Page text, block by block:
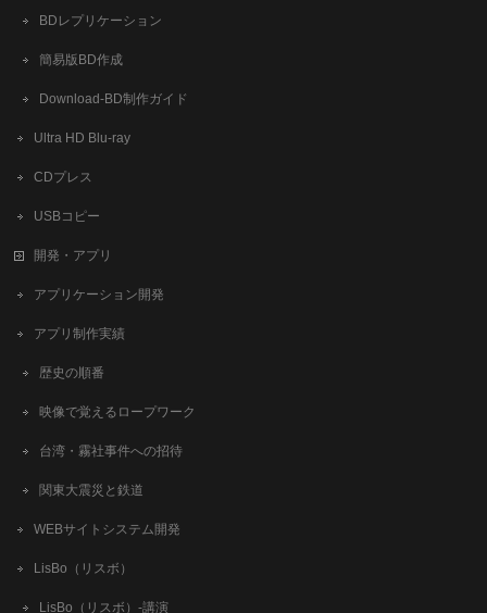
BDレプリケーション
簡易版BD作成
​Download-BD制作ガイド
Ultra HD Blu-ray
CDプレス
USBコピー
開発・アプリ
アプリケーション開発
アプリ制作実績
歴史の順番
映像で覚えるロープワーク
台湾・霧社事件への招待
関東大震災と鉄道
WEBサイトシステム開発
LisBo（リスボ）
LisBo（リスボ）-講演